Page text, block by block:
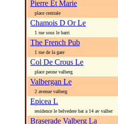
Pierre Et Marie
place centrale
Chamois D Or Le
1 rue sous le barri
The French Pub
1 rue de la gare
Col De Crous Le
place peone valberg
Valbergan Le
2 avenue valberg
Epicea L
residence le belvedere bat a 14 av valber
Braserade Valberg La